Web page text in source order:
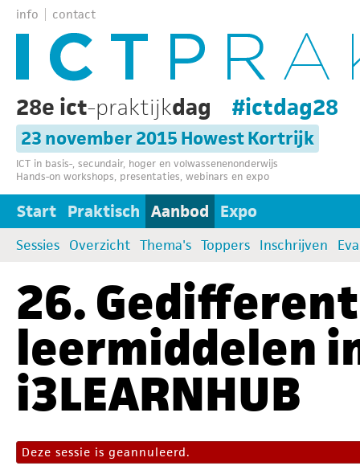
info contact
28e ict-praktijkdag #ictdag28
23 november 2015 Howest Kortrijk
ICT in basis-, secundair, hoger en volwassenenonderwijs
Hands-on workshops, presentaties, webinars en expo
Start Praktisch Aanbod Expo
Sessies Overzicht Thema's Toppers Inschrijven
26.
leermiddelen
i3LEARNHUB
Deze sessie is geannuleerd.